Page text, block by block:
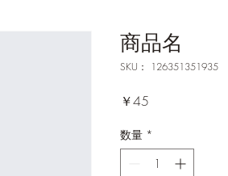
商品名
SKU： 126351351935
￥45
数量 *